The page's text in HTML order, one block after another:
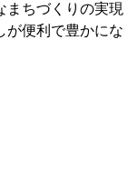
まちづくりの実現
が便利で豊かにな